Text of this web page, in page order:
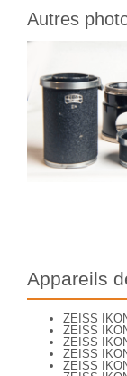
Autres
Appareils
ZEISS
ZEISS
ZEISS
ZEISS
ZEISS